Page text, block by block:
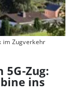
im Zugverkehr
Zug:
ins